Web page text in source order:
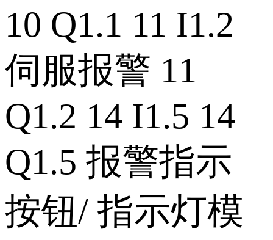
10 Q1.1 11 I1.2
伺服报警 11
Q1.2 14 I1.5 14
Q1.5 报警指示
按钮/ 指示灯模